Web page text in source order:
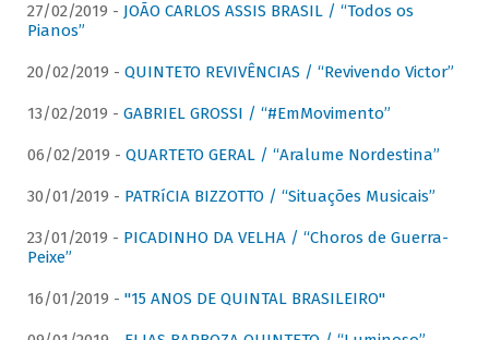
27/02/2019 - JOÃO CARLOS ASSIS BRASIL / “Todos os
Pianos”
20/02/2019 - QUINTETO REVIVÊNCIAS / “Revivendo Victor”
13/02/2019 - GABRIEL GROSSI / “#EmMovimento”
06/02/2019 - QUARTETO GERAL / “Aralume Nordestina”
30/01/2019 - PATRíCIA BIZZOTTO / “Situações Musicais”
23/01/2019 - PICADINHO DA VELHA / “Choros de Guerra-
Peixe”
16/01/2019 - "15 ANOS DE QUINTAL BRASILEIRO"